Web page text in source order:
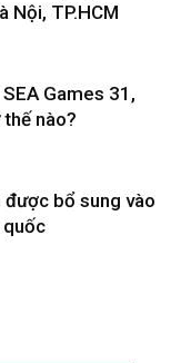
Nội, TP.HCM
Games 31,
nào?
bổ sung vào
quốc